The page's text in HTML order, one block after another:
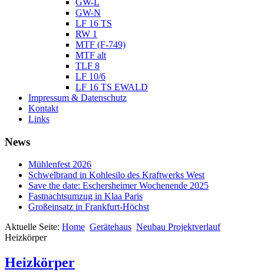
GW-L
GW-N
LF 16 TS
RW 1
MTF (F-749)
MTF alt
TLF 8
LF 10/6
LF 16 TS EWALD
Impressum & Datenschutz
Kontakt
Links
News
Mühlenfest 2026
Schwelbrand in Kohlesilo des Kraftwerks West
Save the date: Eschersheimer Wochenende 2025
Fastnachtsumzug in Klaa Paris
Großeinsatz in Frankfurt-Höchst
Aktuelle Seite: Home Gerätehaus Neubau Projektverlauf
Heizkörper
Heizkörper